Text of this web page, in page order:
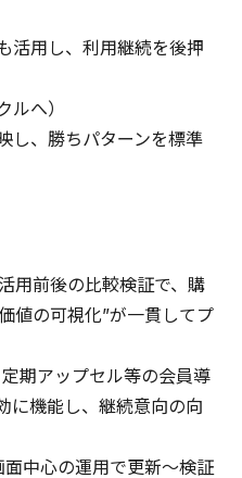
用し、利用継続を後押
へ）
、勝ちパターンを標準
用前後の比較検証で、購
値の可視化”が一貫してプ
期アップセル等の会員導
に機能し、継続意向の向
中心の運用で更新～検証